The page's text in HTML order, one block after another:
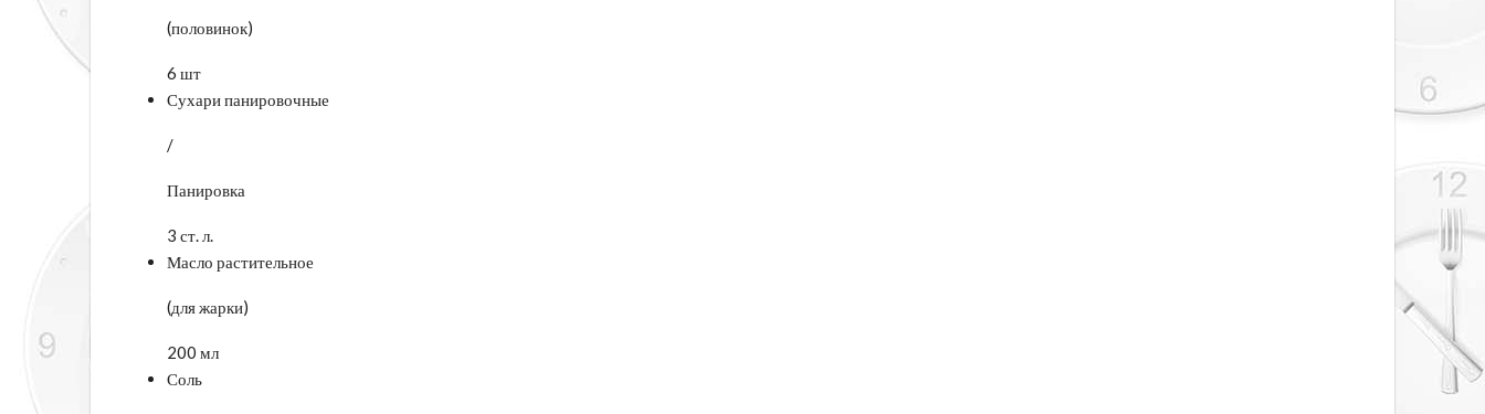
(половинок)
6 шт
Сухари панировочные
/
Панировка
3 ст. л.
Масло растительное
(для жарки)
200 мл
Соль